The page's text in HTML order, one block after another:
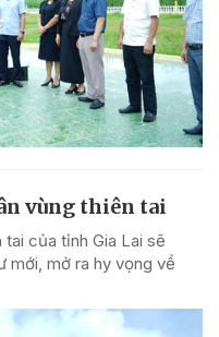
vùng thiên tai
của tỉnh Gia Lai sẽ
mới, mở ra hy vọng về